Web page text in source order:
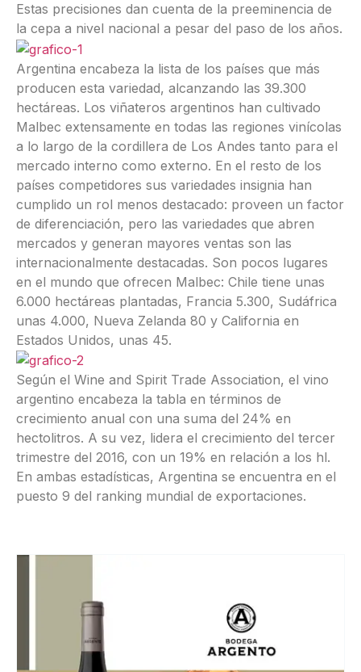
Estas precisiones dan cuenta de la preeminencia de
la cepa a nivel nacional a pesar del paso de los años.
Argentina encabeza la lista de los países que más
producen esta variedad, alcanzando las 39.300
hectáreas. Los viñateros argentinos han cultivado
Malbec extensamente en todas las regiones vinícolas
a lo largo de la cordillera de Los Andes tanto para el
mercado interno como externo. En el resto de los
países competidores sus variedades insignia han
cumplido un rol menos destacado: proveen un factor
de diferenciación, pero las variedades que abren
mercados y generan mayores ventas son las
internacionalmente destacadas. Son pocos lugares
en el mundo que ofrecen Malbec: Chile tiene unas
6.000 hectáreas plantadas, Francia 5.300, Sudáfrica
unas 4.000, Nueva Zelanda 80 y California en
Estados Unidos, unas 45.
Según el Wine and Spirit Trade Association, el vino
argentino encabeza la tabla en términos de
crecimiento anual con una suma del 24% en
hectolitros. A su vez, lidera el crecimiento del tercer
trimestre del 2016, con un 19% en relación a los hl.
En ambas estadísticas, Argentina se encuentra en el
puesto 9 del ranking mundial de exportaciones.